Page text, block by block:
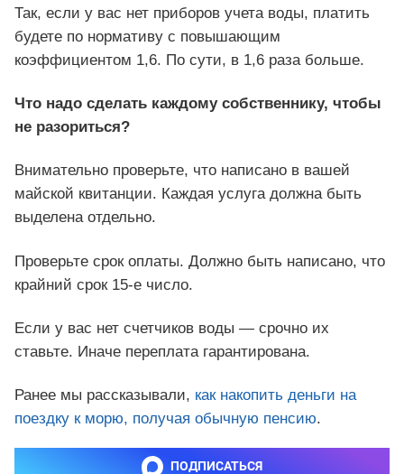
Так, если у вас нет приборов учета воды, платить
будете по нормативу с повышающим
коэффициентом 1,6. По сути, в 1,6 раза больше.
Что надо сделать каждому собственнику, чтобы
не разориться?
Внимательно проверьте, что написано в вашей
майской квитанции. Каждая услуга должна быть
выделена отдельно.
Проверьте срок оплаты. Должно быть написано, что
крайний срок 15-е число.
Если у вас нет счетчиков воды — срочно их
ставьте. Иначе переплата гарантирована.
Ранее мы рассказывали, как накопить деньги на
поездку к морю, получая обычную пенсию.
ПОДПИСАТЬСЯ